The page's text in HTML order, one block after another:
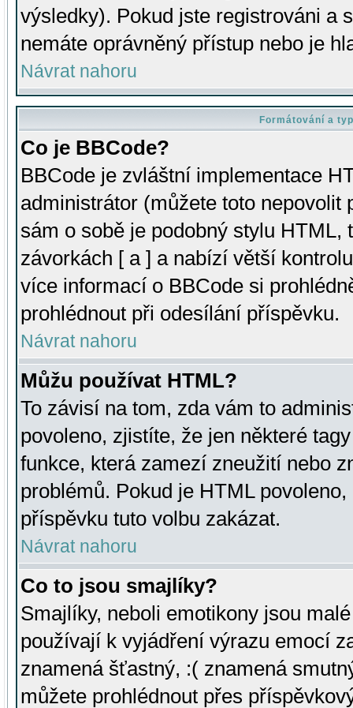
výsledky). Pokud jste registrováni a
nemáte oprávněný přístup nebo je
Návrat nahoru
Formátování a
Co je BBCode?
BBCode je zvláštní implementace
administrátor (můžete toto
sám o sobě je podobný stylu HTML,
závorkách [ a ] a nabízí větší
více informací o BBCode si
prohlédnout při odesílání příspěvku.
Návrat nahoru
Můžu používat HTML?
To závisí na tom, zda vám to
povoleno, zjistíte, že jen některé
funkce, která zamezí zneužití nebo
problémů. Pokud je HTML
příspěvku tuto volbu zakázat.
Návrat nahoru
Co to jsou smajlíky?
Smajlíky, neboli emotikony jsou
používají k vyjádření výrazu emocí
znamená šťastný, :( znamená
můžete prohlédnout přes